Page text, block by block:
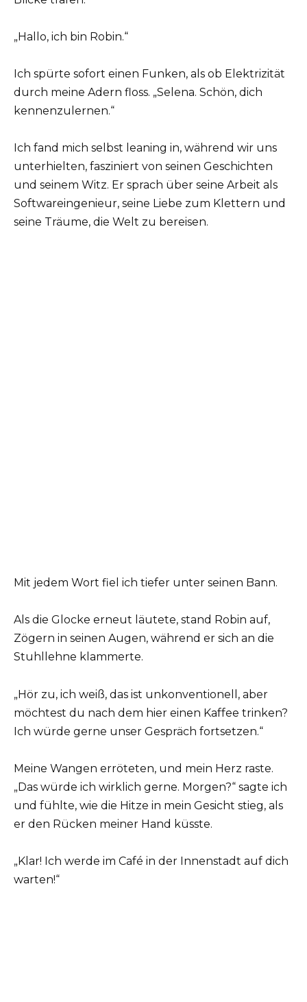
„Hallo, ich bin Robin.“
Ich spürte sofort einen Funken, als ob Elektrizität
durch meine Adern floss. „Selena. Schön, dich
kennenzulernen.“
Ich fand mich selbst leaning in, während wir uns
unterhielten, fasziniert von seinen Geschichten
und seinem Witz. Er sprach über seine Arbeit als
Softwareingenieur, seine Liebe zum Klettern und
seine Träume, die Welt zu bereisen.
Mit jedem Wort fiel ich tiefer unter seinen Bann.
Als die Glocke erneut läutete, stand Robin auf,
Zögern in seinen Augen, während er sich an die
Stuhllehne klammerte.
„Hör zu, ich weiß, das ist unkonventionell, aber
möchtest du nach dem hier einen Kaffee trinken?
Ich würde gerne unser Gespräch fortsetzen.“
Meine Wangen erröteten, und mein Herz raste.
„Das würde ich wirklich gerne. Morgen?“ sagte ich
und fühlte, wie die Hitze in mein Gesicht stieg, als
er den Rücken meiner Hand küsste.
„Klar! Ich werde im Café in der Innenstadt auf dich
warten!“